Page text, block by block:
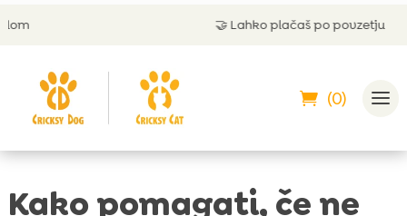
Lahko plačaš po povzetju
(0)
Kako pomagati, če ne